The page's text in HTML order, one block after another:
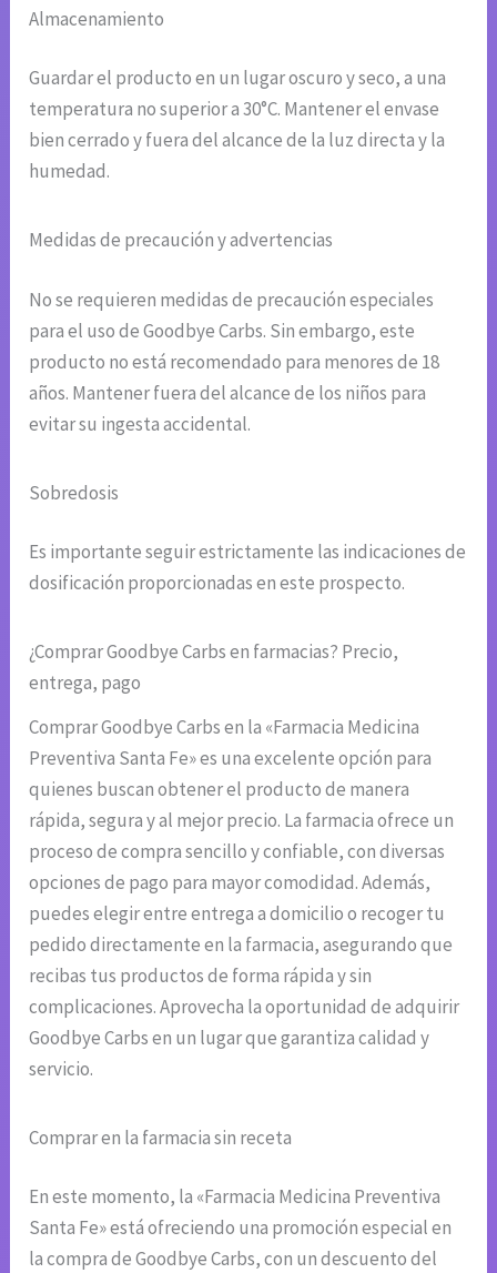
Almacenamiento
Guardar el producto en un lugar oscuro y seco, a una
temperatura no superior a 30°C. Mantener el envase
bien cerrado y fuera del alcance de la luz directa y la
humedad.
Medidas de precaución y advertencias
No se requieren medidas de precaución especiales
para el uso de Goodbye Carbs. Sin embargo, este
producto no está recomendado para menores de 18
años. Mantener fuera del alcance de los niños para
evitar su ingesta accidental.
Sobredosis
Es importante seguir estrictamente las indicaciones de
dosificación proporcionadas en este prospecto.
¿Comprar Goodbye Carbs en farmacias? Precio,
entrega, pago
Comprar Goodbye Carbs en la «Farmacia Medicina
Preventiva Santa Fe» es una excelente opción para
quienes buscan obtener el producto de manera
rápida, segura y al mejor precio. La farmacia ofrece un
proceso de compra sencillo y confiable, con diversas
opciones de pago para mayor comodidad. Además,
puedes elegir entre entrega a domicilio o recoger tu
pedido directamente en la farmacia, asegurando que
recibas tus productos de forma rápida y sin
complicaciones. Aprovecha la oportunidad de adquirir
Goodbye Carbs en un lugar que garantiza calidad y
servicio.
Comprar en la farmacia sin receta
En este momento, la «Farmacia Medicina Preventiva
Santa Fe» está ofreciendo una promoción especial en
la compra de Goodbye Carbs, con un descuento del